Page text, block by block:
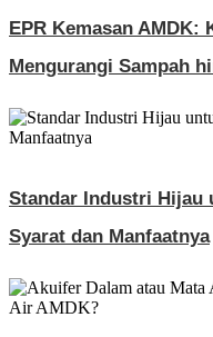
EPR Kemasan AMDK:
Mengurangi Sampah
Standar Industri Hijau
Syarat dan Manfaatnya